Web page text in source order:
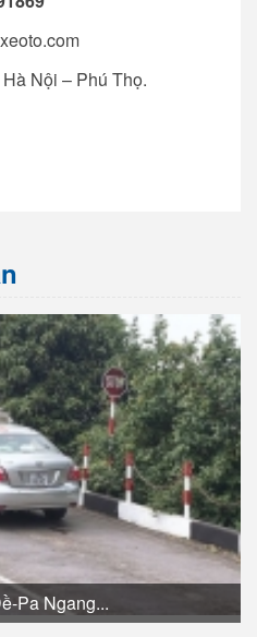
Nội – Phú Thọ.
Pa Ngang...